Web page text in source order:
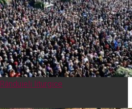
Rânduieli liturgice